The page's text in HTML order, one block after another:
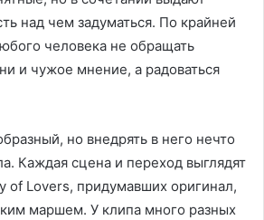
над чем задуматься. По крайней
человека не обращать
и чужое мнение, а радоваться
но внедрять в него нечто
Каждая сцена и переход выглядят
of Lovers, придумавших оригинал,
маршем. У клипа много разных